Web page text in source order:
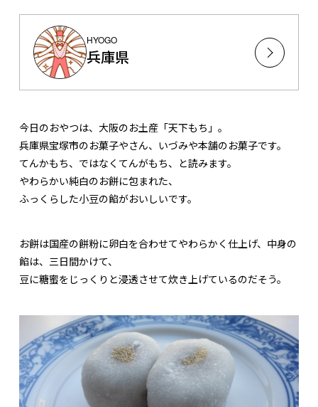
HYOGO
兵庫県
今日のおやつは、大阪のお土産「天下もち」。
兵庫県宝塚市のお菓子やさん、いづみや本舗のお菓子です。
てんかもち、ではなくてんがもち、と読みます。
やわらかい純白のお餅に包まれた、
ふっくらした小豆の餡がおいしいです。
お餅は国産の餅粉に卵白を合わせてやわらかく仕上げ、中身の
餡は、三日間かけて、
豆に糖蜜をじっくりと浸透させて炊き上げているのだそう。